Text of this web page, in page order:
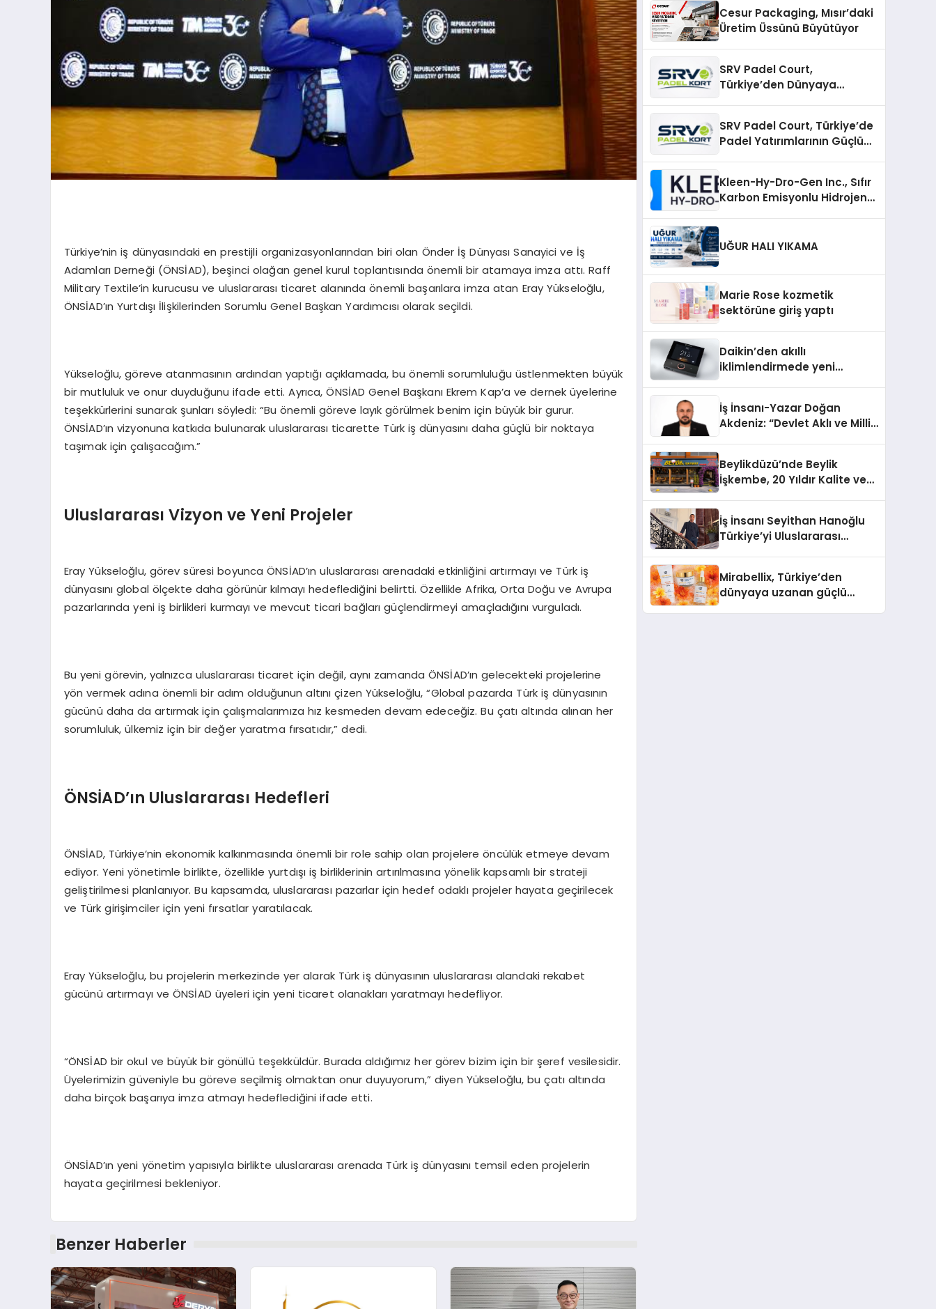
Türkiye’nin iş dünyasındaki en prestijli organizasyonlarından biri olan Önder İş Dünyası Sanayici ve İş
Adamları Derneği (ÖNSİAD), beşinci olağan genel kurul toplantısında önemli bir atamaya imza attı. Raff
Military Textile’in kurucusu ve uluslararası ticaret alanında önemli başarılara imza atan Eray Yükseloğlu,
ÖNSİAD’ın Yurtdışı İlişkilerinden Sorumlu Genel Başkan Yardımcısı olarak seçildi.
Yükseloğlu, göreve atanmasının ardından yaptığı açıklamada, bu önemli sorumluluğu üstlenmekten büyük
bir mutluluk ve onur duyduğunu ifade etti. Ayrıca, ÖNSİAD Genel Başkanı Ekrem Kap’a ve dernek üyelerine
teşekkürlerini sunarak şunları söyledi: “Bu önemli göreve layık görülmek benim için büyük bir gurur.
ÖNSİAD’ın vizyonuna katkıda bulunarak uluslararası ticarette Türk iş dünyasını daha güçlü bir noktaya
taşımak için çalışacağım.”
Uluslararası Vizyon ve Yeni Projeler
Eray Yükseloğlu, görev süresi boyunca ÖNSİAD’ın uluslararası arenadaki etkinliğini artırmayı ve Türk iş
dünyasını global ölçekte daha görünür kılmayı hedeflediğini belirtti. Özellikle Afrika, Orta Doğu ve Avrupa
pazarlarında yeni iş birlikleri kurmayı ve mevcut ticari bağları güçlendirmeyi amaçladığını vurguladı.
Bu yeni görevin, yalnızca uluslararası ticaret için değil, aynı zamanda ÖNSİAD’ın gelecekteki projelerine
yön vermek adına önemli bir adım olduğunun altını çizen Yükseloğlu, “Global pazarda Türk iş dünyasının
gücünü daha da artırmak için çalışmalarımıza hız kesmeden devam edeceğiz. Bu çatı altında alınan her
sorumluluk, ülkemiz için bir değer yaratma fırsatıdır,” dedi.
ÖNSİAD’ın Uluslararası Hedefleri
ÖNSİAD, Türkiye’nin ekonomik kalkınmasında önemli bir role sahip olan projelere öncülük etmeye devam
ediyor. Yeni yönetimle birlikte, özellikle yurtdışı iş birliklerinin artırılmasına yönelik kapsamlı bir strateji
geliştirilmesi planlanıyor. Bu kapsamda, uluslararası pazarlar için hedef odaklı projeler hayata geçirilecek
ve Türk girişimciler için yeni fırsatlar yaratılacak.
Eray Yükseloğlu, bu projelerin merkezinde yer alarak Türk iş dünyasının uluslararası alandaki rekabet
gücünü artırmayı ve ÖNSİAD üyeleri için yeni ticaret olanakları yaratmayı hedefliyor.
“ÖNSİAD bir okul ve büyük bir gönüllü teşekküldür. Burada aldığımız her görev bizim için bir şeref vesilesidir.
Üyelerimizin güveniyle bu göreve seçilmiş olmaktan onur duyuyorum,” diyen Yükseloğlu, bu çatı altında
daha birçok başarıya imza atmayı hedeflediğini ifade etti.
ÖNSİAD’ın yeni yönetim yapısıyla birlikte uluslararası arenada Türk iş dünyasını temsil eden projelerin
hayata geçirilmesi bekleniyor.
Benzer Haberler
Cesur Packaging, Mısır’daki
Üretim Üssünü Büyütüyor
SRV Padel Court,
Türkiye’den Dünyaya
SRV Padel Court, Türkiye’de
Padel Yatırımlarının Güçlü
Kleen-Hy-Dro-Gen Inc., Sıfır
Karbon Emisyonlu Hidrojen
Aldı
UĞUR HALI YIKAMA
Marie Rose kozmetik
sektörüne giriş yaptı
Daikin’den akıllı
iklimlendirmede yeni
İş İnsanı-Yazar Doğan
Akdeniz: “Devlet Aklı ve Milli
Beylikdüzü’nde Beylik
İşkembe, 20 Yıldır Kalite ve
İş İnsanı Seyithan Hanoğlu
Türkiye’yi Uluslararası
Mirabellix, Türkiye’den
dünyaya uzanan güçlü